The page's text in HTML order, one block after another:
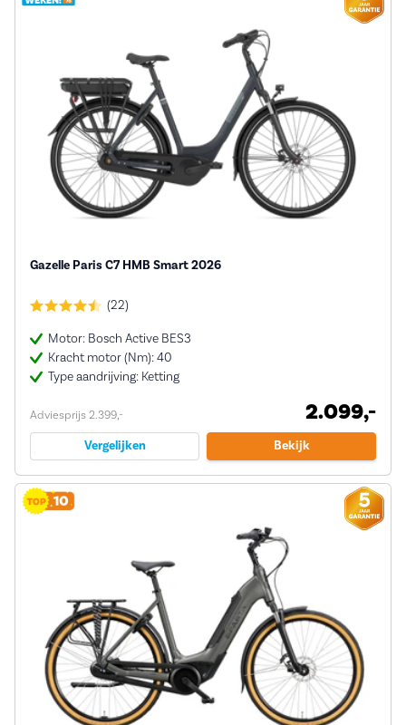
Gazelle Paris C7 HMB Smart 2026
(22)
Motor: Bosch Active BES3
Kracht motor (Nm): 40
Type aandrijving: Ketting
Adviesprijs 2.399,- 2.099,-
Vergelijken Bekijk